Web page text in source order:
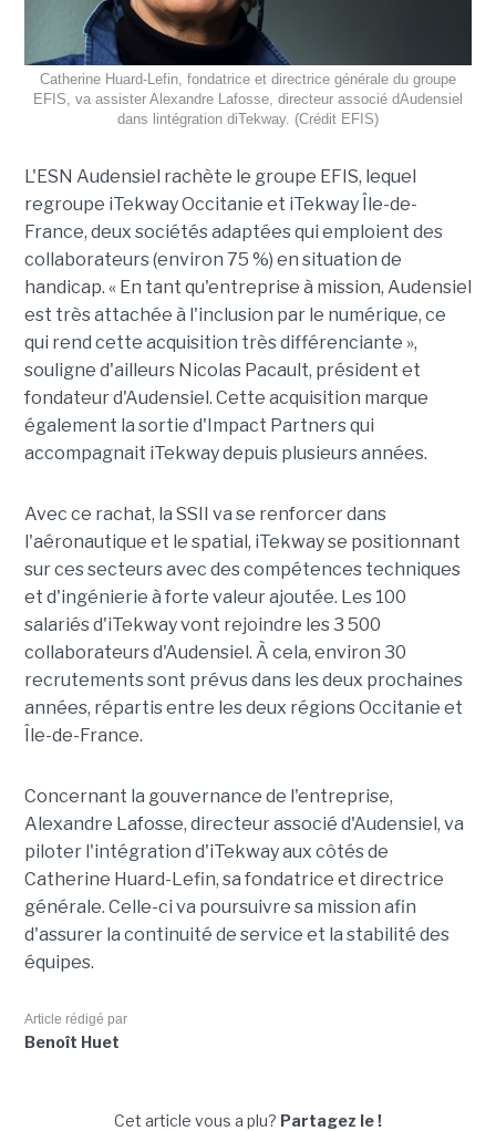
Catherine Huard-Lefin, fondatrice et directrice générale du groupe
EFIS, va assister Alexandre Lafosse, directeur associé dAudensiel
dans lintégration diTekway. (Crédit EFIS)
L'ESN Audensiel rachète le groupe EFIS, lequel
regroupe iTekway Occitanie et iTekway Île-de-
France, deux sociétés adaptées qui emploient des
collaborateurs (environ 75 %) en situation de
handicap. « En tant qu'entreprise à mission, Audensiel
est très attachée à l'inclusion par le numérique, ce
qui rend cette acquisition très différenciante »,
souligne d'ailleurs Nicolas Pacault, président et
fondateur d'Audensiel. Cette acquisition marque
également la sortie d'Impact Partners qui
accompagnait iTekway depuis plusieurs années.
Avec ce rachat, la SSII va se renforcer dans
l'aéronautique et le spatial, iTekway se positionnant
sur ces secteurs avec des compétences techniques
et d'ingénierie à forte valeur ajoutée. Les 100
salariés d'iTekway vont rejoindre les 3 500
collaborateurs d'Audensiel. À cela, environ 30
recrutements sont prévus dans les deux prochaines
années, répartis entre les deux régions Occitanie et
Île-de-France.
Concernant la gouvernance de l'entreprise,
Alexandre Lafosse, directeur associé d'Audensiel, va
piloter l'intégration d'iTekway aux côtés de
Catherine Huard-Lefin, sa fondatrice et directrice
générale. Celle-ci va poursuivre sa mission afin
d'assurer la continuité de service et la stabilité des
équipes.
Article rédigé par
Benoît Huet
Cet article vous a plu? Partagez le !